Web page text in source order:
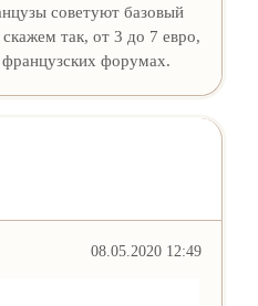
советуют базовый
так, от 3 до 7 евро,
французских форумах.
08.05.2020 12:49